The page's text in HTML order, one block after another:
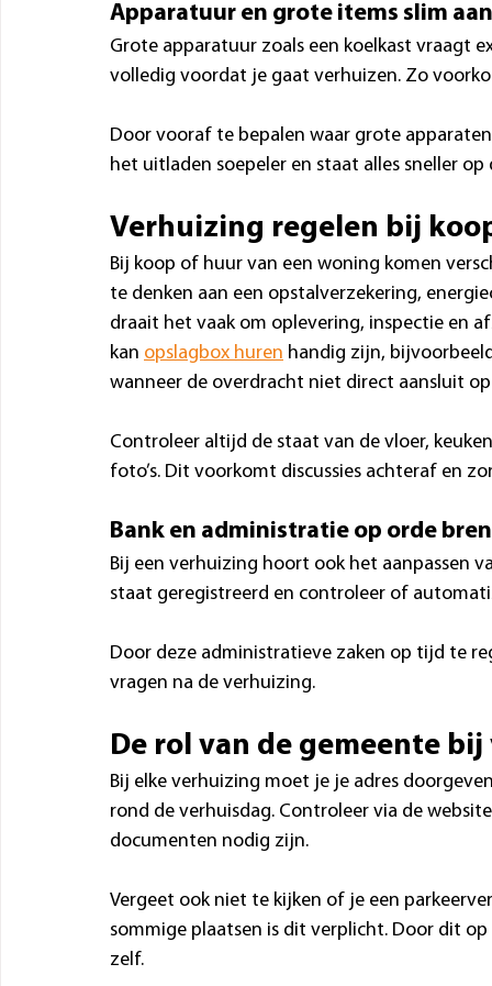
Apparatuur en grote items slim
Grote apparatuur zoals een koelkast vraagt
volledig voordat je gaat verhuizen. Zo
Door vooraf te bepalen waar grote
het uitladen soepeler en staat alles sneller op
Verhuizing regelen bij
Bij koop of huur van een woning komen
te denken aan een opstalverzekering,
draait het vaak om oplevering, inspectie en
kan opslagbox huren handig zijn,
wanneer de overdracht niet direct aansluit
Controleer altijd de staat van de vloer,
foto’s. Dit voorkomt discussies achteraf en
Bank en administratie op orde
Bij een verhuizing hoort ook het aanpassen
staat geregistreerd en controleer of
Door deze administratieve zaken op tijd te
vragen na de verhuizing.
De rol van de gemeente
Bij elke verhuizing moet je je adres
rond de verhuisdag. Controleer via de
documenten nodig zijn.
Vergeet ook niet te kijken of je een
sommige plaatsen is dit verplicht. Door dit
zelf.